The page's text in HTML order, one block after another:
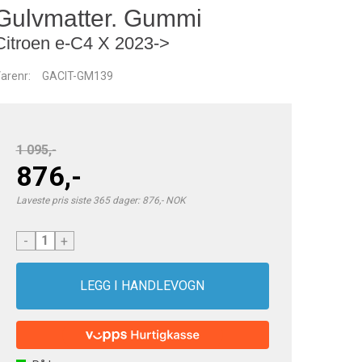
Gummi
e-C4 X 2023->
GACIT-GM139
1 095,-
876,-
Laveste pris siste 365 dager: 876,- NOK
- +